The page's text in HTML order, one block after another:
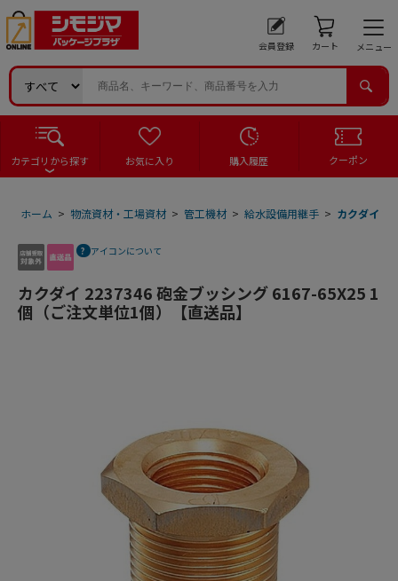
会員登録 カート メニュー
カテゴリから探す お気に入り 購入履歴 クーポン
ホーム > 物流資材・工場資材 > 管工機材 > 給水設備用継手 > カクダイ
アイコンについて
カクダイ 2237346 砲金ブッシング 6167-65X25 1
個（ご注文単位1個）【直送品】